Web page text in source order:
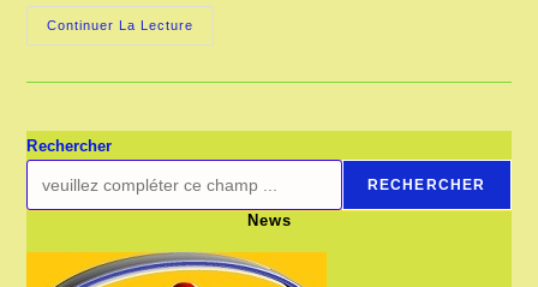
Continuer La Lecture
MATERNITÉ
SIÈCLE
Rechercher
RECHERCHER
News